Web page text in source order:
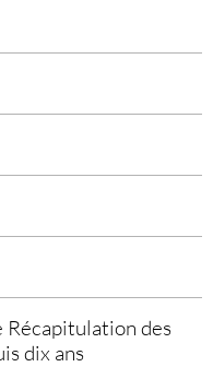
Récapitulation des
dix ans